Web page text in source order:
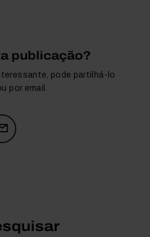
publicação?
pode partilhá-lo
por email.